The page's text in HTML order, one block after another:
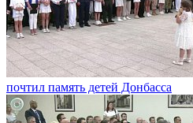
почтил память детей Донбасса